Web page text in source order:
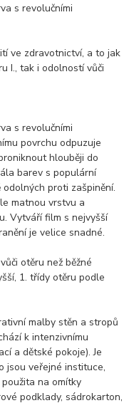
s revolučními
ve zdravotnictví, a to jak
I., tak i odolností vůči
s revolučními
povrchu odpuzuje
hlouběji do
barev s populární
proti zašpinění.
matnou vrstvu a
Vytváří film s nejvyšší
je velice snadné.
otěru než běžné
1. třídy otěru podle
malby stěn a stropů
k intenzivnímu
a dětské pokoje). Je
jsou veřejné instituce,
na omítky
podklady, sádrokarton,